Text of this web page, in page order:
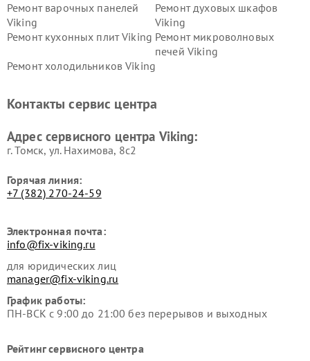
Ремонт варочных панелей
Viking
Ремонт духовых шкафов
Viking
Ремонт кухонных плит Viking Ремонт микроволновых
печей Viking
Ремонт холодильников Viking
Контакты сервис центра
Адрес сервисного центра Viking:
г. Томск, ул. Нахимова, 8с2
Горячая линия:
+7 (382) 270-24-59
Электронная почта:
info@fix-viking.ru
для юридических лиц
manager@fix-viking.ru
График работы:
ПН-ВСК с 9:00 до 21:00 без перерывов и выходных
Рейтинг сервисного центра